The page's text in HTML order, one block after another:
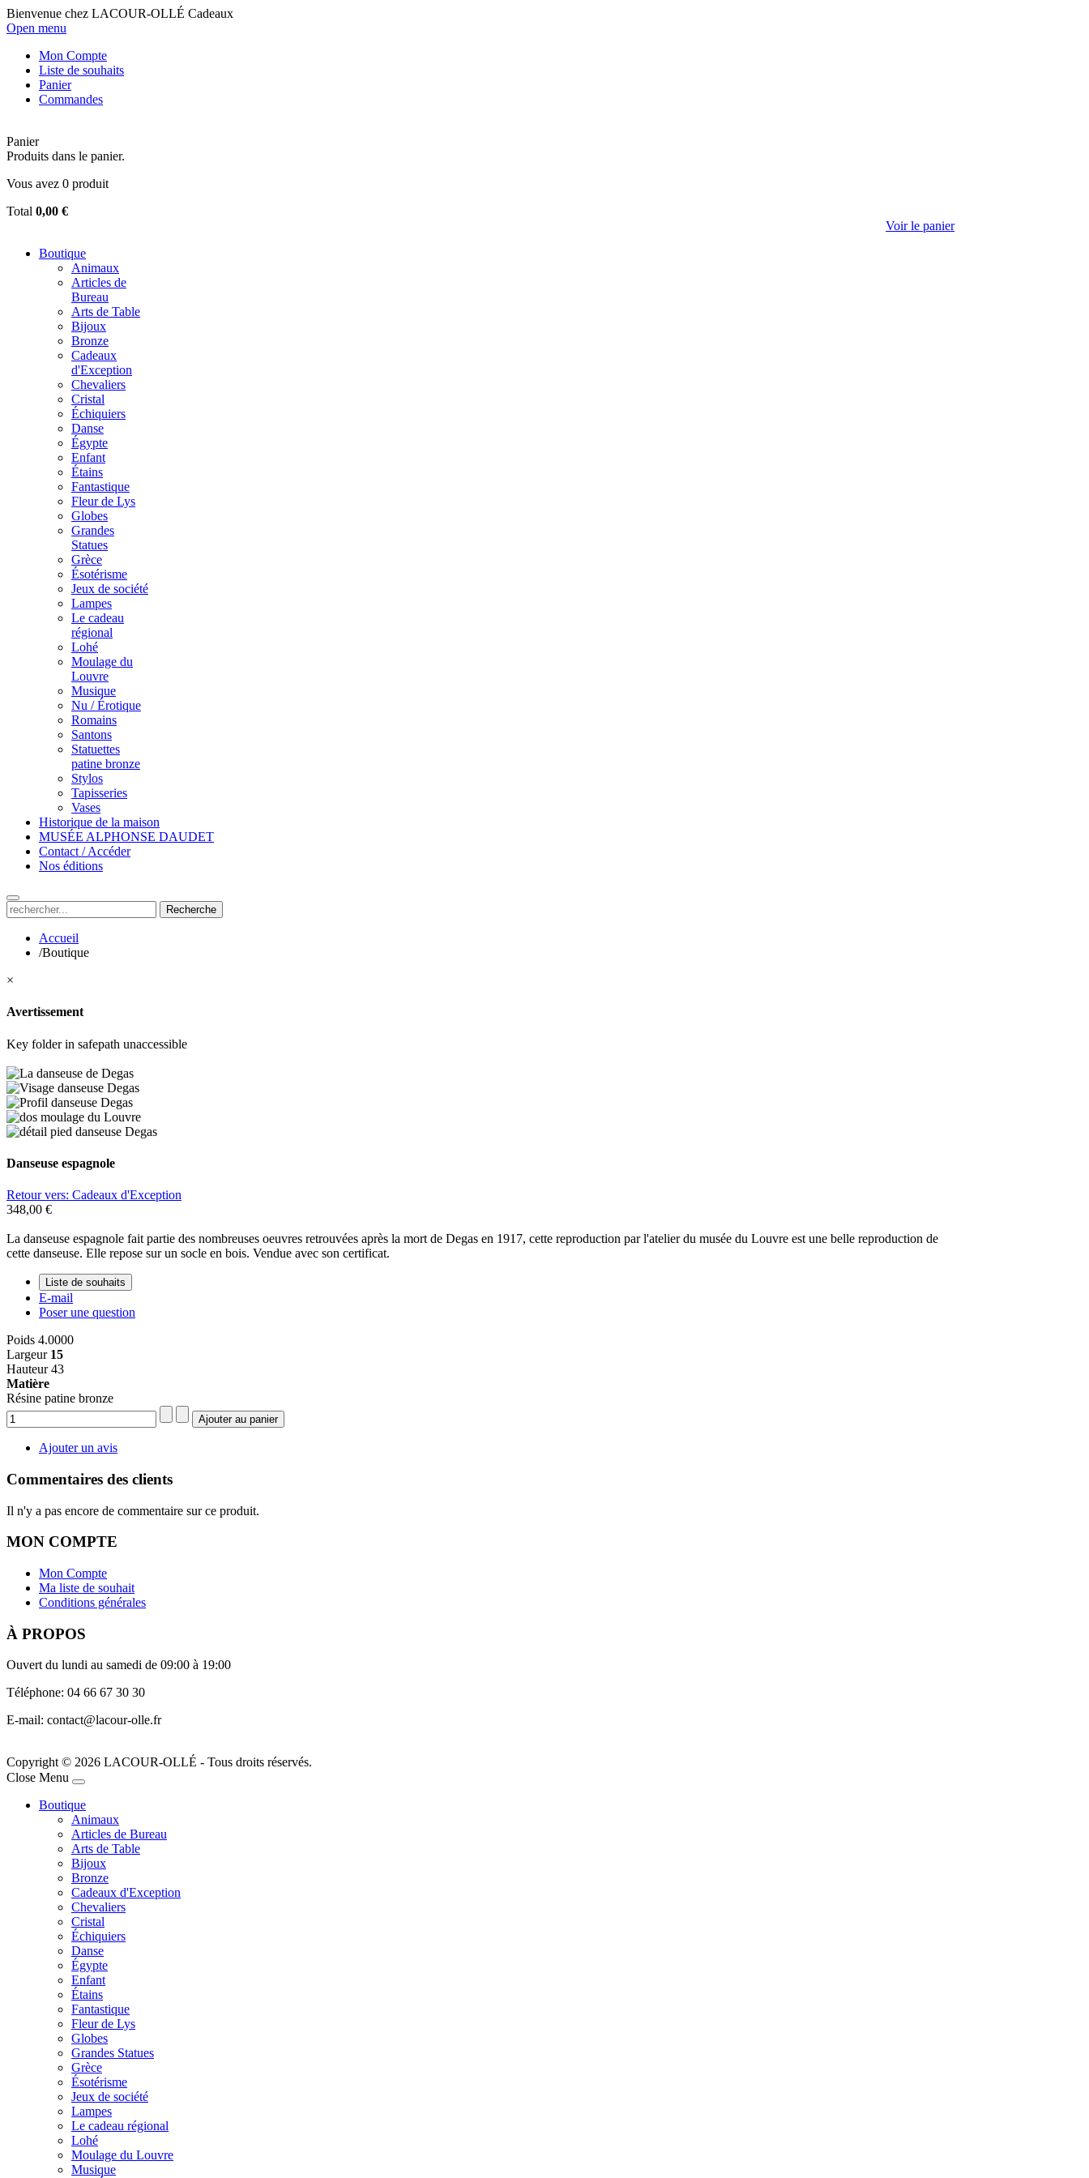
Bienvenue chez LACOUR-OLLÉ Cadeaux
Open menu
Mon Compte
Liste de souhaits
Panier
Commandes
Panier
Produits dans le panier.
Vous avez 0 produit
Total 0,00 €
Voir le panier
Boutique
Animaux
Articles de
Bureau
Arts de Table
Bijoux
Bronze
Cadeaux
d'Exception
Chevaliers
Cristal
Échiquiers
Danse
Égypte
Enfant
Étains
Fantastique
Fleur de Lys
Globes
Grandes
Statues
Grèce
Ésotérisme
Jeux de société
Lampes
Le cadeau
régional
Lohé
Moulage du
Louvre
Musique
Nu / Érotique
Romains
Santons
Statuettes
patine bronze
Stylos
Tapisseries
Vases
Historique de la maison
MUSÉE ALPHONSE DAUDET
Contact / Accéder
Nos éditions
Recherche
Accueil
/Boutique
×
Avertissement
Key folder in safepath unaccessible
Danseuse espagnole
Retour vers: Cadeaux d'Exception
348,00 €
La danseuse espagnole fait partie des nombreuses oeuvres retrouvées après la mort de Degas en 1917, cette reproduction par l'atelier du musée du Louvre est une belle reproduction de
cette danseuse. Elle repose sur un socle en bois. Vendue avec son certificat.
Liste de souhaits
E-mail
Poser une question
Poids 4.0000
Largeur 15
Hauteur43
Matière
Résine patine bronze
Ajouter un avis
Commentaires des clients
Il n'y a pas encore de commentaire sur ce produit.
MON COMPTE
Mon Compte
Ma liste de souhait
Conditions générales
À PROPOS
Ouvert du lundi au samedi de 09:00 à 19:00
Téléphone: 04 66 67 30 30
E-mail: contact@lacour-olle.fr
Copyright © 2026 LACOUR-OLLÉ - Tous droits réservés.
Joomla! 3 Templates
Close Menu
Boutique
Animaux
Articles de Bureau
Arts de Table
Bijoux
Bronze
Cadeaux d'Exception
Chevaliers
Cristal
Échiquiers
Danse
Égypte
Enfant
Étains
Fantastique
Fleur de Lys
Globes
Grandes Statues
Grèce
Ésotérisme
Jeux de société
Lampes
Le cadeau régional
Lohé
Moulage du Louvre
Musique